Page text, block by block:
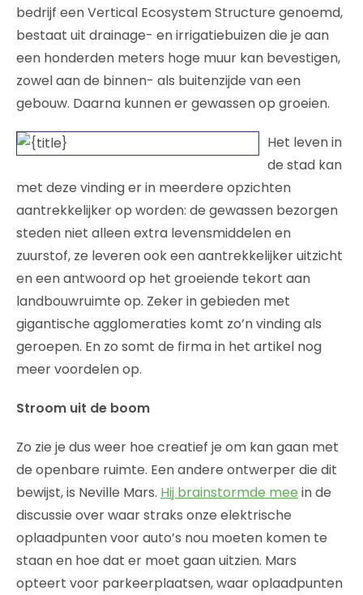
bedrijf een Vertical Ecosystem Structure genoemd,
bestaat uit drainage- en irrigatiebuizen die je aan
een honderden meters hoge muur kan bevestigen,
zowel aan de binnen- als buitenzijde van een
gebouw. Daarna kunnen er gewassen op groeien.
Het leven in
de stad kan
met deze vinding er in meerdere opzichten
aantrekkelijker op worden: de gewassen bezorgen
steden niet alleen extra levensmiddelen en
zuurstof, ze leveren ook een aantrekkelijker uitzicht
en een antwoord op het groeiende tekort aan
landbouwruimte op. Zeker in gebieden met
gigantische agglomeraties komt zo’n vinding als
geroepen. En zo somt de firma in het artikel nog
meer voordelen op.
Stroom uit de boom
Zo zie je dus weer hoe creatief je om kan gaan met
de openbare ruimte. Een andere ontwerper die dit
bewijst, is Neville Mars. Hij brainstormde mee in de
discussie over waar straks onze elektrische
oplaadpunten voor auto’s nou moeten komen te
staan en hoe dat er moet gaan uitzien. Mars
opteert voor parkeerplaatsen, waar oplaadpunten